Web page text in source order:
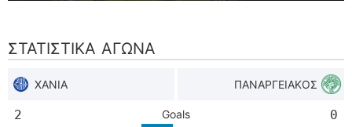
ΣΤΑΤΙΣΤΙΚΆ ΑΓΏΝΑ
ΧΑΝΙΑ ΠΑΝΑΡΓΕΙΑΚΟΣ
2 Goals 0